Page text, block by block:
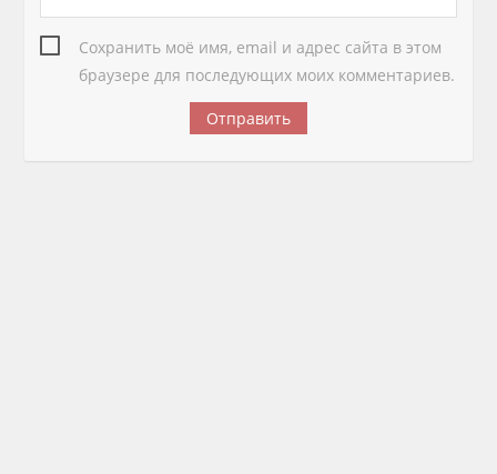
Сохранить моё имя, email и адрес сайта в этом
браузере для последующих моих комментариев.